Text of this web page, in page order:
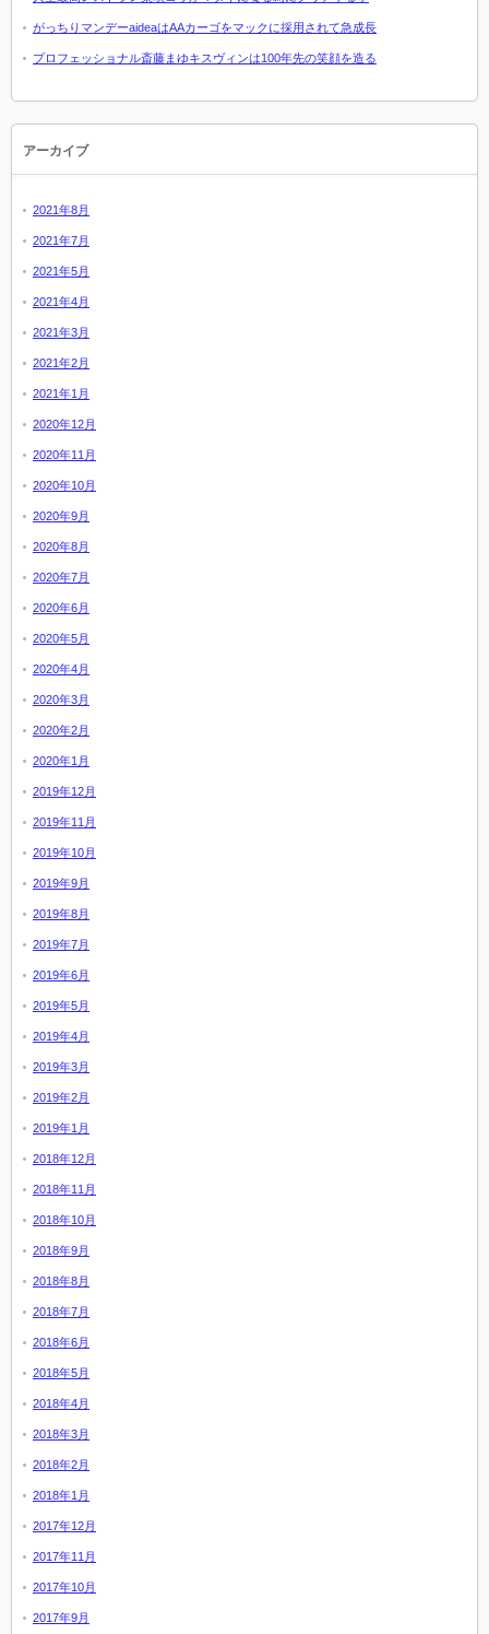
がっちりマンデーaideaはAAカーゴをマックに採用されて急成長
プロフェッショナル斎藤まゆキスヴィンは100年先の笑顔を造る
アーカイブ
2021年8月
2021年7月
2021年5月
2021年4月
2021年3月
2021年2月
2021年1月
2020年12月
2020年11月
2020年10月
2020年9月
2020年8月
2020年7月
2020年6月
2020年5月
2020年4月
2020年3月
2020年2月
2020年1月
2019年12月
2019年11月
2019年10月
2019年9月
2019年8月
2019年7月
2019年6月
2019年5月
2019年4月
2019年3月
2019年2月
2019年1月
2018年12月
2018年11月
2018年10月
2018年9月
2018年8月
2018年7月
2018年6月
2018年5月
2018年4月
2018年3月
2018年2月
2018年1月
2017年12月
2017年11月
2017年10月
2017年9月